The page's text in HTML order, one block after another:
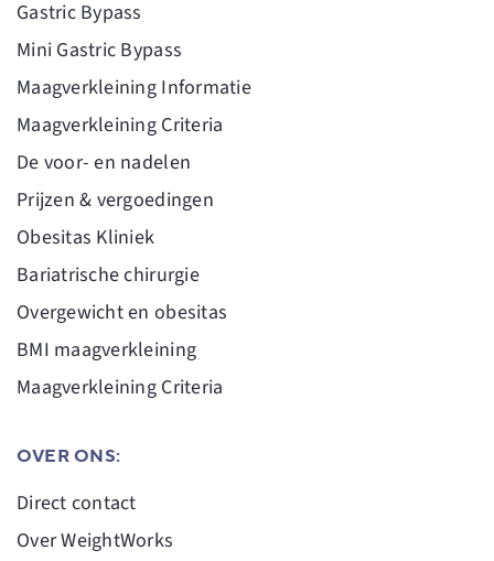
Gastric Bypass
Mini Gastric Bypass
Maagverkleining Informatie
Maagverkleining Criteria
De voor- en nadelen
Prijzen & vergoedingen
Obesitas Kliniek
Bariatrische chirurgie
Overgewicht en obesitas
BMI maagverkleining
Maagverkleining Criteria
OVER ONS:
Direct contact
Over WeightWorks